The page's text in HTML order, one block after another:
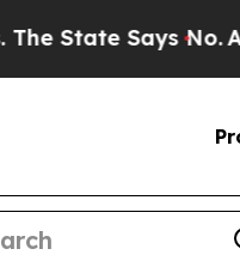
Says No.At the